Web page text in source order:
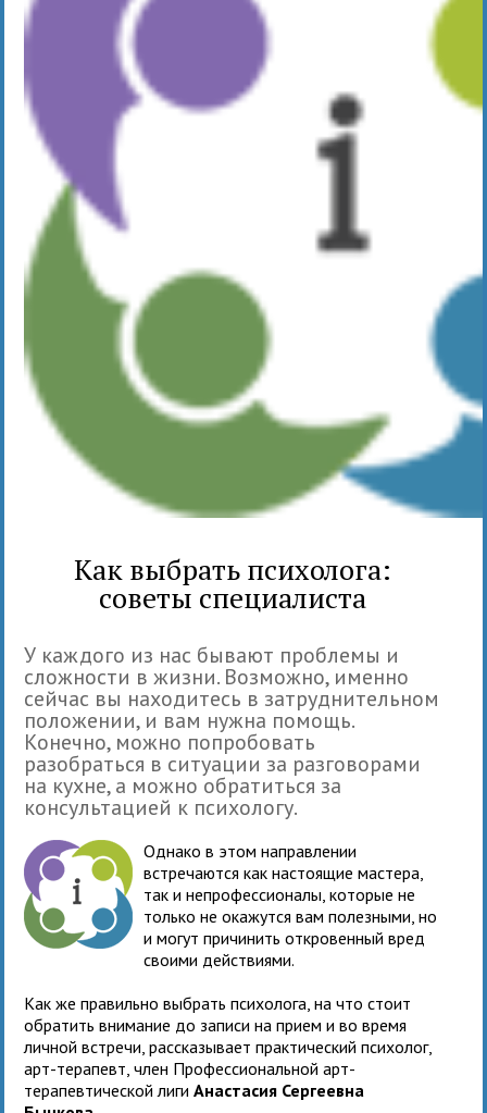
Как выбрать психолога:
советы специалиста
У каждого из нас бывают проблемы и
сложности в жизни. Возможно, именно
сейчас вы находитесь в затруднительном
положении, и вам нужна помощь.
Конечно, можно попробовать
разобраться в ситуации за разговорами
на кухне, а можно обратиться за
консультацией к психологу.
Однако в этом направлении
встречаются как настоящие мастера,
так и непрофессионалы, которые не
только не окажутся вам полезными, но
и могут причинить откровенный вред
своими действиями.
Как же правильно выбрать психолога, на что стоит
обратить внимание до записи на прием и во время
личной встречи, рассказывает практический психолог,
арт-терапевт, член Профессиональной арт-
терапевтической лигиАнастасия Сергеевна